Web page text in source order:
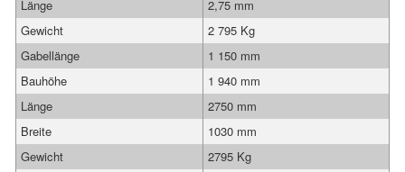
Länge
2,75 mm
Gewicht
2 795 Kg
Gabellänge
1 150 mm
Bauhöhe
1 940 mm
Länge
2750 mm
Breite
1030 mm
Gewicht
2795 Kg